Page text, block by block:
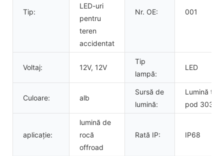
Tip:
LED-uri
pentru
teren
accidentat
Nr. OE: 001
Voltaj: 12V, 12V
Tip
lampă:
LED
Culoare: alb
Sursă de
lumină:
Lumină tip
pod 3030
aplicație:
lumină de
rocă
offroad
Rată IP: IP68